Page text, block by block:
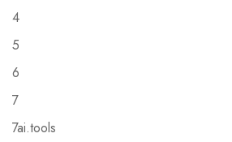
4
5
6
7
7ai.tools